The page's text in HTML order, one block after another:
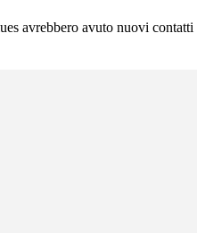
avrebbero avuto nuovi